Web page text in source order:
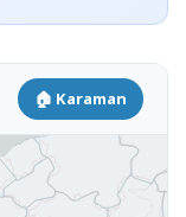
🏠 Karaman